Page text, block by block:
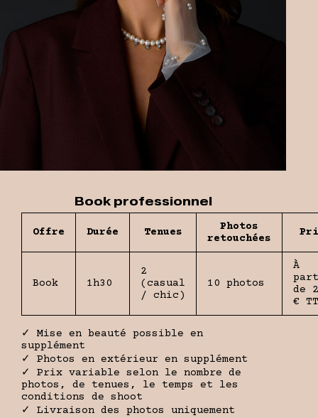
Book professionnel
Offre Durée Tenues
Photos
retouchées
Book 1h30
2
(casual
/ chic)
10 photos
À
de
€
✓ Mise en beauté possible en
supplément
✓ Photos en extérieur en supplément
✓ Prix variable selon le nombre de
photos, de tenues, le temps et les
conditions de shoot
✓ Livraison des photos uniquement